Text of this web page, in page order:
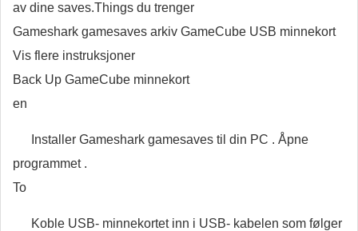
av dine saves.Things du trenger
Gameshark gamesaves arkiv GameCube USB minnekort
Vis flere instruksjoner
Back Up GameCube minnekort
en
Installer Gameshark gamesaves til din PC . Åpne
programmet .
To
Koble USB- minnekortet inn i USB- kabelen som følger